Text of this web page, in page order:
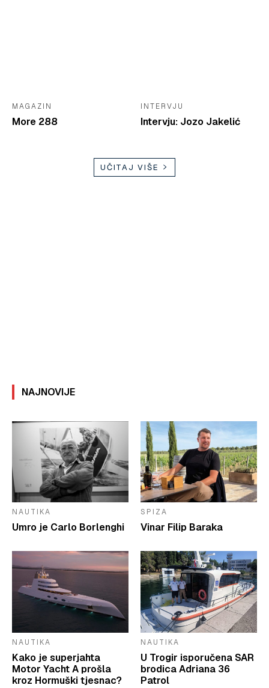
MAGAZIN
More 288
INTERVJU
Intervju: Jozo Jakelić
UČITAJ VIŠE
NAJNOVIJE
NAUTIKA
Umro je Carlo Borlenghi
SPIZA
Vinar Filip Baraka
NAUTIKA
Kako je superjahta
Motor Yacht A prošla
kroz Hormuški tjesnac?
NAUTIKA
U Trogir isporučena SAR
brodica Adriana 36
Patrol